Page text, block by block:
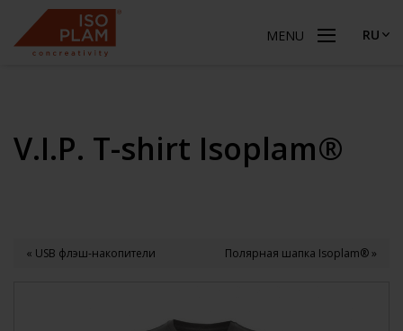
MENU RU
V.I.P. T-shirt Isoplam®
« USB флэш-накопители Полярная шапка Isoplam® »